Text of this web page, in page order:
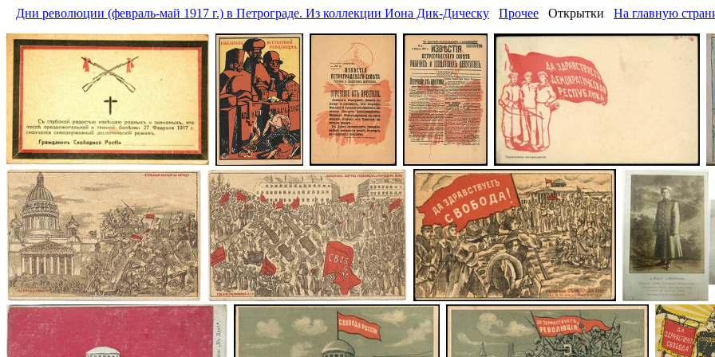
Дни революции (февраль-май 1917 г.) в Петрограде. Из коллекции Иона Дик-Дическу Прочее Открытки На главную